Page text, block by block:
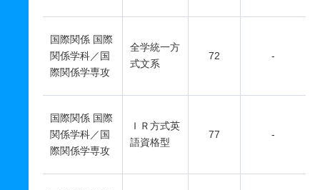
国際関係 国際
関係学科／国
際関係学専攻
全学統一方
式文系
72 -
国際関係 国際
関係学科／国
際関係学専攻
ＩＲ方式英
語資格型
77 -